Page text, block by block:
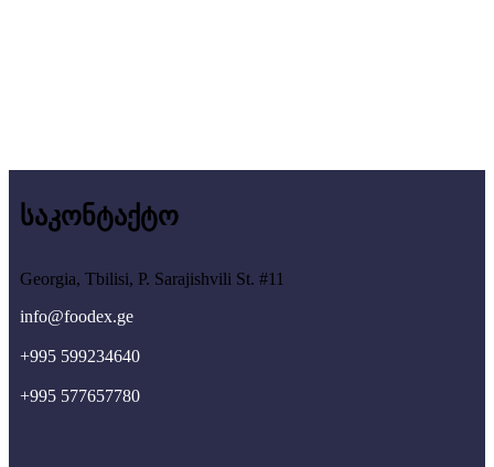
საკონტაქტო
Georgia, Tbilisi, P. Sarajishvili St. #11
info@foodex.ge
+995 599234640
+995 577657780